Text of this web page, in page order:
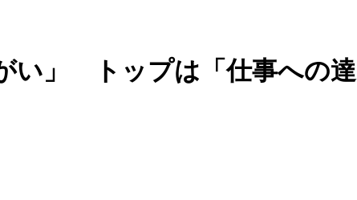
い」 トップは「仕事への達